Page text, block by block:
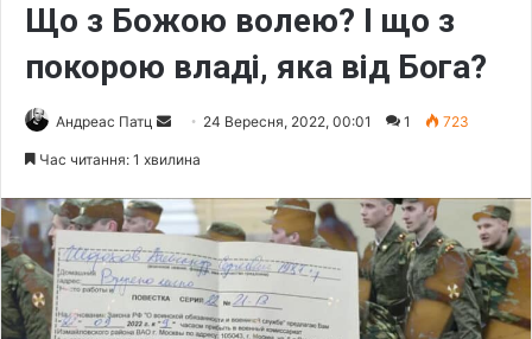
Що з Божою волею? І що з
покорою владі, яка від Бога?
Андреас Патц
d
a
n
e
m
24 Вересня, 2022, 00:01 1 723
Час читання: 1 хвилина